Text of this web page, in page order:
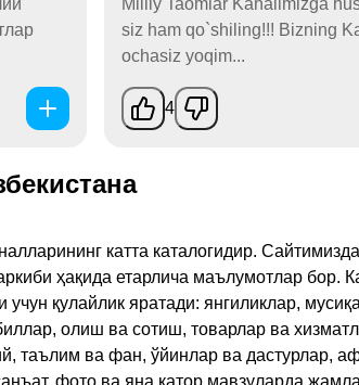
siz ham qo`shiling!!! Bizning
ochasiz yoqim...
4
катта каталогидир.
ҳақида етарлича маълумотлар бор.
қулайлик яратади: янгиликлар,
олиш ва сотиш, товарлар ва
таълим ва фан, ўйинлар ва дастурлар,
фото ва яна қатор мавзуларда